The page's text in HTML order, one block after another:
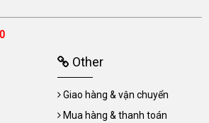
Other
Giao hàng & vận chuyển
Mua hàng & thanh toán